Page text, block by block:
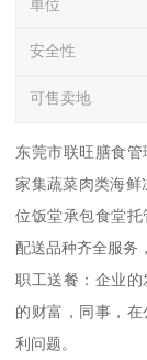
单位
安全性
可售卖地
东莞市联旺膳食
家集蔬菜肉类海鲜
位饭堂承包食堂
配送品种齐全服务
职工送餐：企业
的财富，同事，
利问题。